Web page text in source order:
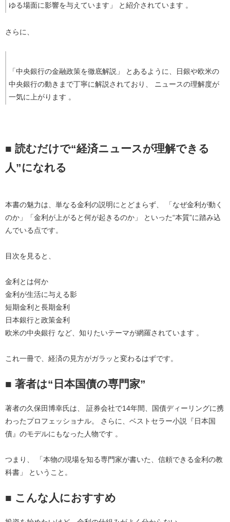
ゆる場面に影響を与えています」 と紹介されています 。
さらに、
「中央銀行の金融政策を徹底解説」 とあるように、日銀や欧米の
中央銀行の動きまで丁寧に解説されており、 ニュースの理解度が
一気に上がります 。
■ 読むだけで“経済ニュースが理解できる
人”になれる
本書の魅力は、単なる金利の説明にとどまらず、
「なぜ金利が動く
のか」「金利が上がると何が起きるのか」
といった“本質”に踏み込
んでいる点です。
目次を見ると、
金利とは何か
金利が生活に与える影
短期金利と長期金利
日本銀行と政策金利
欧米の中央銀行 など、知りたいテーマが網羅されています 。
これ一冊で、経済の見方がガラッと変わるはずです。
■ 著者は“日本国債の専門家”
著者の久保田博幸氏は、 証券会社で14年間、国債ディーリングに携
わったプロフェッショナル。 さらに、ベストセラー小説『日本国
債』のモデルにもなった人物です 。
つまり、
「本物の現場を知る専門家が書いた、信頼できる金利の教
科書」
ということ。
■ こんな人におすすめ